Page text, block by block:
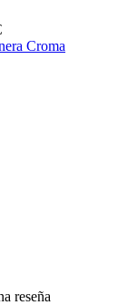
reseña